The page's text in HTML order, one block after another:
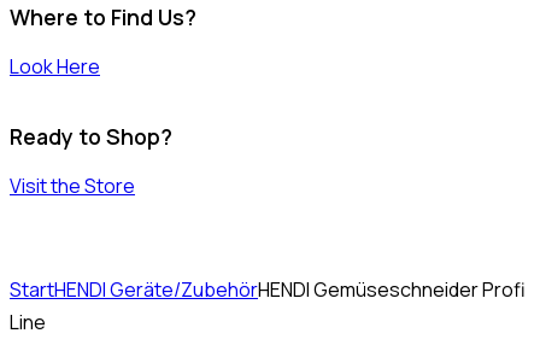
Where to Find Us?
Look Here
Ready to Shop?
Visit the Store
StartHENDI Geräte/ZubehörHENDI Gemüseschneider Profi
Line